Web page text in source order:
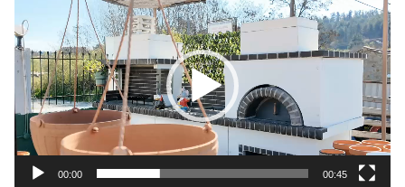
Αναπαραγωγής
Βίντεο
00:00 00:45